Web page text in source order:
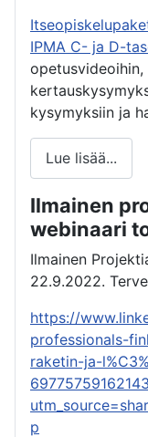
IPMA C- ja D-
kysymyksiin ja
Lue lisää...
Ilmainen
webinaari
Ilmainen
22.9.2022.
https://
professionals-
raketin-ja-
p